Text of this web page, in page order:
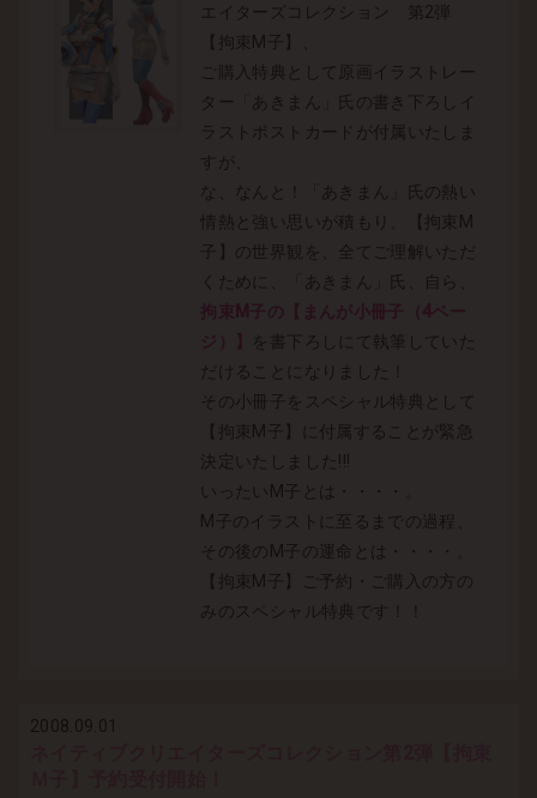
エイターズコレクション 第2弾
【拘束M子】、
ご購入特典として原画イラストレー
ター「あきまん」氏の書き下ろしイ
ラストポストカードが付属いたしま
すが、
な、なんと！「あきまん」氏の熱い
情熱と強い思いが積もり、【拘束M
子】の世界観を、全てご理解いただ
くために、「あきまん」氏、自ら、
拘束M子の【まんが小冊子（4ペー
ジ）】
を書下ろしにて執筆していた
だけることになりました！
その小冊子をスペシャル特典として
【拘束M子】に付属することが緊急
決定いたしました!!!
いったいM子とは・・・・。
M子のイラストに至るまでの過程、
その後のM子の運命とは・・・・。
【拘束M子】ご予約・ご購入の方の
みのスペシャル特典です！！
2008.09.01